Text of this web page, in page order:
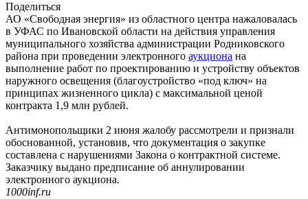
Поделиться
АО «Свободная энергия» из областного центра нажаловалась
в УФАС по Ивановской области на действия управления
муниципального хозяйства администрации Родниковского
района при проведении электронного аукциона на
выполнение работ по проектированию и устройству объектов
наружного освещения (благоустройство «под ключ» на
принципах жизненного цикла) с максимальной ценой
контракта 1,9 млн рублей.
Антимонопольщики 2 июня жалобу рассмотрели и признали
обоснованной, установив, что документация о закупке
составлена с нарушениями Закона о контрактной системе.
Заказчику выдано предписание об аннулировании
электронного аукциона.
1000inf.ru